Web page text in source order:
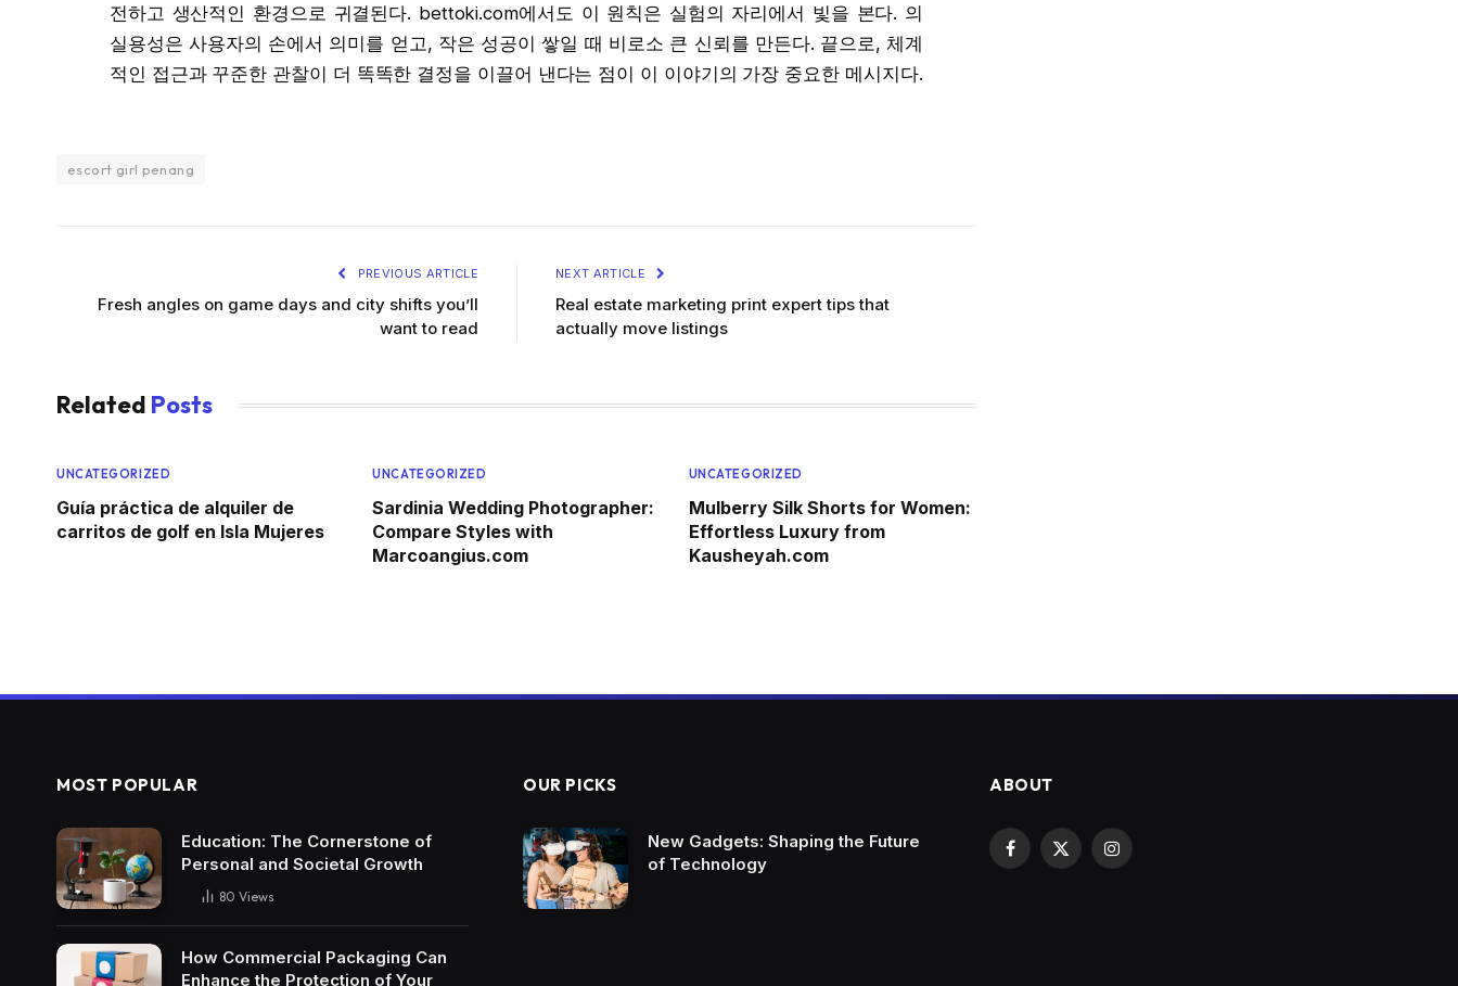
전하고 생산적인 환경으로 귀결된다. bettoki.com에서도 이 원칙은 실험의 자리에서 빛을 본다. 의
실용성은 사용자의 손에서 의미를 얻고, 작은 성공이 쌓일 때 비로소 큰 신뢰를 만든다. 끝으로, 체계
적인 접근과 꾸준한 관찰이 더 똑똑한 결정을 이끌어 낸다는 점이 이 이야기의 가장 중요한 메시지다.
escort girl penang
PREVIOUS ARTICLE
Fresh angles on game days and city shifts you’ll
want to read
NEXT ARTICLE
Real estate marketing print expert tips that
actually move listings
Related Posts
UNCATEGORIZED
Guía práctica de alquiler de
carritos de golf en Isla Mujeres
UNCATEGORIZED
Sardinia Wedding Photographer:
Compare Styles with
Marcoangius.com
UNCATEGORIZED
Mulberry Silk Shorts for Women:
Effortless Luxury from
Kausheyah.com
MOST POPULAR
Education: The Cornerstone of
Personal and Societal Growth
80 Views
How Commercial Packaging Can
Enhance the Protection of Your
OUR PICKS
New Gadgets: Shaping the Future
of Technology
ABOUT
Facebook
X
Instagram